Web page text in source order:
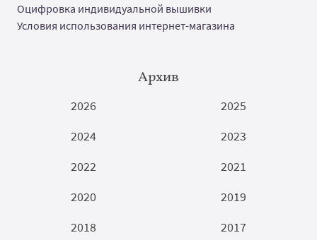
Оцифровка индивидуальной вышивки
Условия использования интернет-магазина
Архив
2026
2025
2024
2023
2022
2021
2020
2019
2018
2017